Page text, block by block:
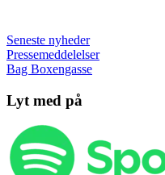
Seneste nyheder
Pressemeddelelser
Bag Boxengasse
Lyt med på